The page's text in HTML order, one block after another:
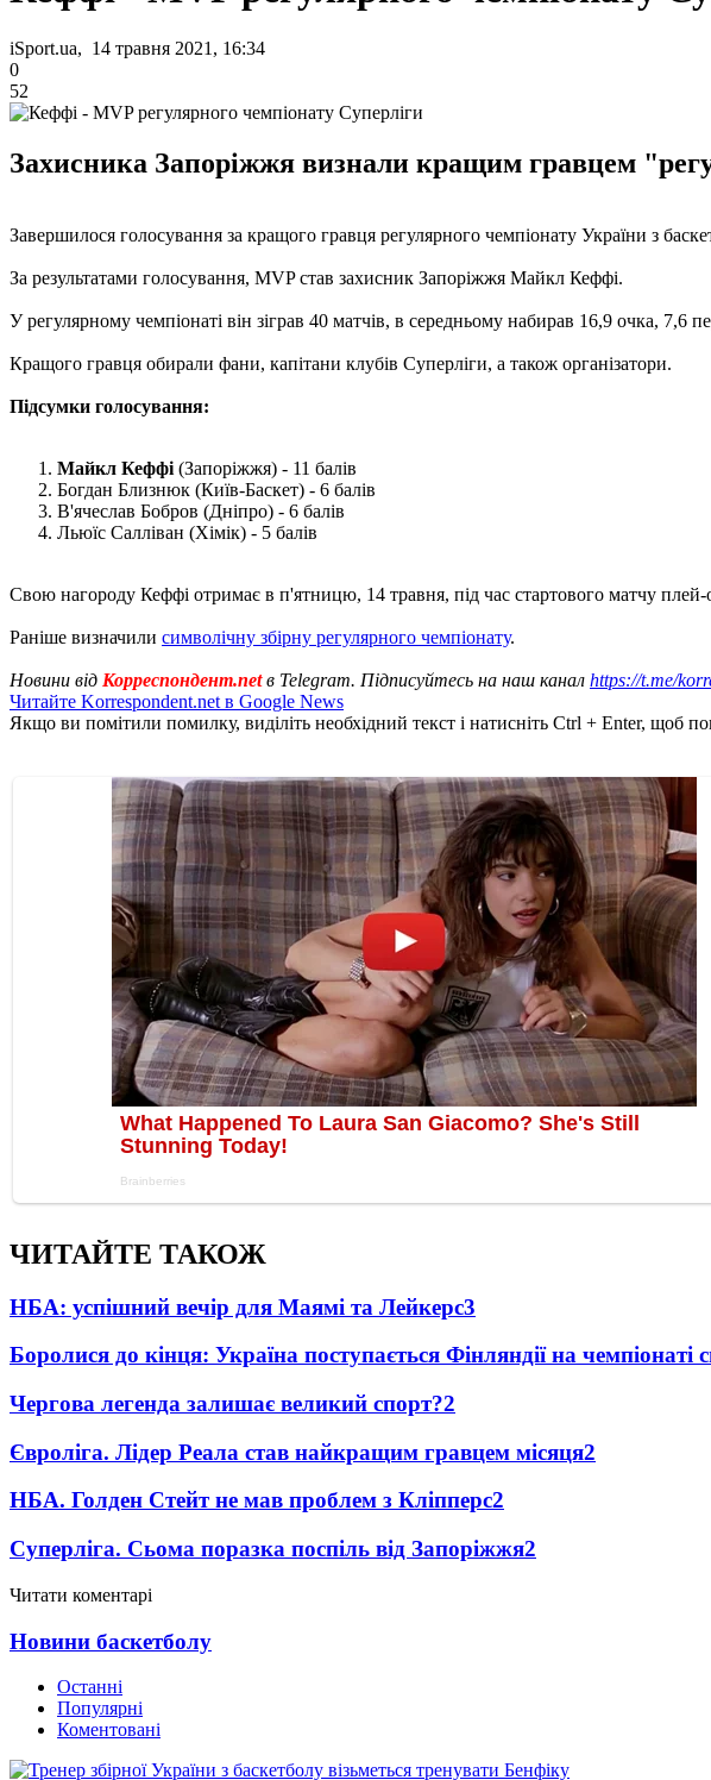
iSport.ua, 14 травня 2021, 16:34
0
52
Захисника Запоріжжя визнали кращим гравцем
Завершилося голосування за кращого гравця регулярного чемпіонату України з
За результатами голосування, MVP став захисник Запоріжжя Майкл Кеффі.
У регулярному чемпіонаті він зіграв 40 матчів, в середньому набирав 16,9 очка, 7,6
Кращого гравця обирали фани, капітани клубів Суперліги, а також організатори.
Підсумки голосування:
Майкл Кеффі (Запоріжжя) - 11 балів
Богдан Близнюк (Київ-Баскет) - 6 балів
В'ячеслав Бобров (Дніпро) - 6 балів
Льюїс Салліван (Хімік) - 5 балів
Свою нагороду Кеффі отримає в п'ятницю, 14 травня, під час стартового матчу
Раніше визначили символічну збірну регулярного чемпіонату.
Новини від Корреспондент.netв Telegram. Підписуйтесь на наш канал https://t.me/
Читайте Korrespondent.net в Google News
Якщо ви помітили помилку, виділіть необхідний текст і натисніть Ctrl + Enter, щоб
ЧИТАЙТЕ ТАКОЖ
НБА: успішний вечір для Маямі та Лейкерс3
Боролися до кінця: Україна поступається Фінляндії на чемпіонаті
Чергова легенда залишає великий спорт?2
Євроліга. Лідер Реала став найкращим гравцем місяця2
НБА. Голден Стейт не мав проблем з Кліпперс2
Суперліга. Сьома поразка поспіль від Запоріжжя2
Читати коментарі
Новини баскетболу
Останні
Популярні
Коментовані